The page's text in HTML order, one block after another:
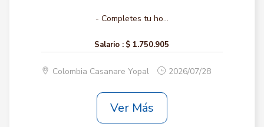
- Completes tu ho...
Salario : $ 1.750.905
Colombia Casanare Yopal 2026/07/28
Ver Más